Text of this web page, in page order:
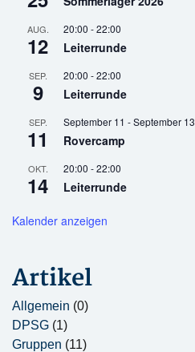
AUG.
12
20:00 -22:00
Leiterrunde
SEP.
9
20:00 -22:00
Leiterrunde
SEP.
11
September 11 -September 13
Rovercamp
OKT.
14
20:00 -22:00
Leiterrunde
Kalender anzeigen
Artikel
Allgemein (0)
DPSG (1)
Gruppen (11)